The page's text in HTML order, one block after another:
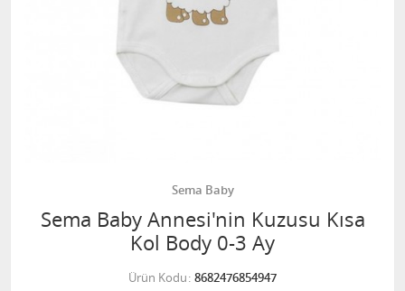
Sema Baby
Sema Baby Annesi'nin Kuzusu Kısa
Kol Body 0-3 Ay
Ürün Kodu 8682476854947